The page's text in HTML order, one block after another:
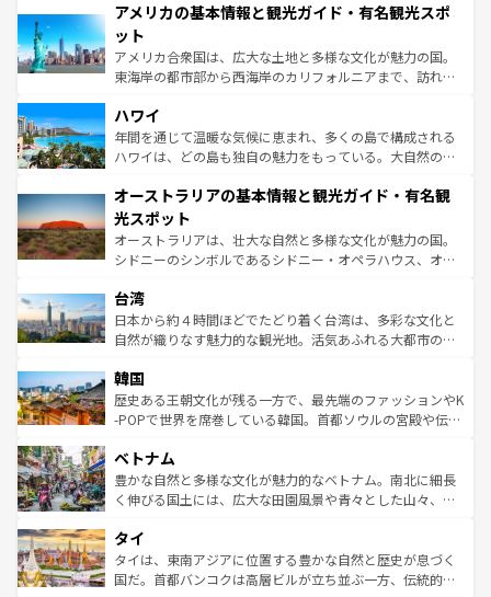
ンツ一覧を参照してほしい。
の建物がそのまま残る町や、スイスならではのユニークな
博物館もあり、アルプス観光だけでなく町歩きも満喫する
ことができる。国民の所得が高いため物価も高いが、旅行
者向けの交通パス提供のサービスもあり、うまく活用すれ
着のスイス情報は
アメリカの基本情報と観光ガイド・有名観光スポ
ット
アメリカ合衆国は、広大な土地と多様な文化が魅力の国。
東海岸の都市部から西海岸のカリフォルニアまで、訪れる
のような巨大都市は、観光、ショッピング、エンターテイ
ンメントが詰まった刺激的なスポットだ。一方、アメリカ
西部には大自然が広がり、グランドキャニオンやイエロー
部のニューオーリンズでは、音楽と美食が融合した独特の
文化が魅力。旅行者はアメリカの各地域で異なる魅力を楽
しみながら、その多様性と豊かな歴史を感じることができ
るだろう。車でのロードトリップや列車の旅も、アメリカ
情報は
ハワイ
年間を通じて温暖な気候に恵まれ、多くの島で構成される
ハワイは、どの島も独自の魅力をもっている。大自然の神
ワイ島は見逃せない。また、定番の観光地といえばオアフ
島だが、静かな自然を求めるならマウイ島やカウアイ島が
おすすめ。エメラルドグリーンに輝く海をはじめ、豊かな
文化や歴史が息づいている。「アロハスピリット」と呼ば
人々、おいしいローカルフードやハワイアンミュージッ
ク、伝統的なフラダンスなど、すべてがハワイの魅力を彩
っている。訪れるたびに新しい発見と感動が待っているハ
はコンテンツ一覧
オーストラリアの基本情報と観光ガイド・有名観
光スポット
オーストラリアは、壮大な自然と多様な文化が魅力の国。
シドニーのシンボルであるシドニー・オペラハウス、オー
リアリーフや大陸中央部にそびえるウルル（エアーズロッ
ク）、タスマニアの美しい原生林やケアンズの熱帯雨林な
ど、見どころがたくさん。また、カフェやワイン、オージ
いる。アクティビティも充実しており、サーフィンやダイ
ビング、ハイキングなど、アウトドア好きにはたまらな
い。オーストラリアの多彩な魅力を存分に味わいつくそ
参照してほしい。
台湾
日本から約４時間ほどでたどり着く台湾は、多彩な文化と
自然が織りなす魅力的な観光地。活気あふれる大都市の台
ン）、静ひつな山岳地帯である台湾東部など、都市の喧騒
と山間の静けさが共存しており、訪れる人に新しい発見と
驚きをもたらしてくれる。また、奥深い台湾の食文化も魅
容にもいいと評判のスイーツなど、バラエティ豊かな料理
が味わえる。 なお、新着の台湾情報は コンテンツ一覧を参
照してほしい。
韓国
歴史ある王朝文化が残る一方で、最先端のファッションやK
-POPで世界を席巻している韓国。首都ソウルの宮殿や伝統
き、地方に足を延ばせば四季折々の自然美を楽しむことが
できる。そして、キムチや焼肉、絶品のストリートフード
まで、さまざまな韓国料理が待っている。夜には、韓国な
リティに包まれながら、韓国の多彩な魅力を心ゆくまで味
わってみてほしい。 なお、新着の韓国情報はコンテンツ一
覧を参照してほしい。
ベトナム
豊かな自然と多様な文化が魅力的なベトナム。南北に細長
く伸びる国土には、広大な田園風景や青々とした山々、世
急速な発展と共に伝統が息づく。ハノイの古い町並みやホ
ーチミン市のフランス統治時代の建物も、独特の雰囲気を
醸し出している。また、バラエティの豊かさとおいしさで
タイ
タイは、東南アジアに位置する豊かな自然と歴史が息づく
国だ。首都バンコクは高層ビルが立ち並ぶ一方、伝統的な